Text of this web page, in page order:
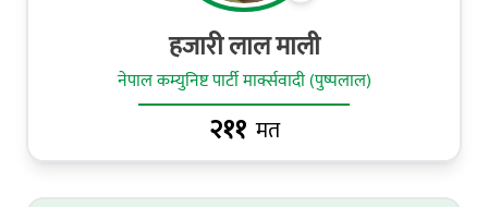
हजारी लाल माली
नेपाल कम्युनिष्ट पार्टी मार्क्सवादी (पुष्पलाल)
२११ मत